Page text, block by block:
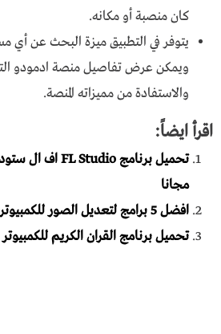
كان منصبة أو مكانه.
يتوفر في التطبيق ميزة البحث عن أي
ويمكن عرض تفاصيل منصة ادمودو
والاستفادة من مميزاته المنصة.
اقرأ ايضاً:
مجانا
افضل 5 برامج لتعديل الصور للكمبيوتر 2022 برابط مباشر
تحميل برنامج القران الكريم